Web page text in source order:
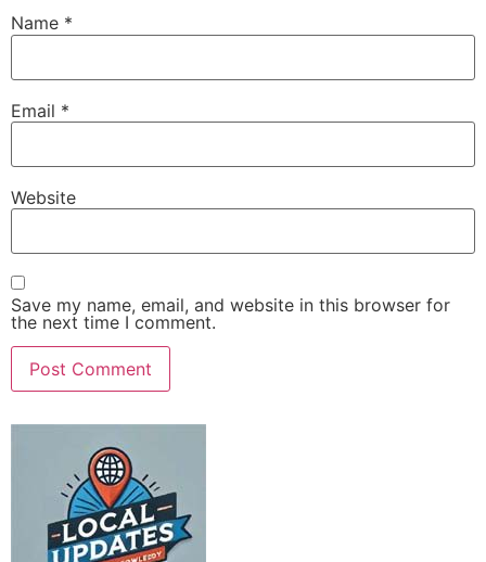
Name *
Email *
Website
Save my name, email, and website in this browser for
the next time I comment.